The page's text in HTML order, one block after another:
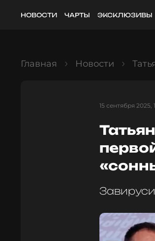
НОВОСТИ ЧАРТЫ ЭКСКЛЮЗИВЫ
Главная Новости
15 сентября 2025,